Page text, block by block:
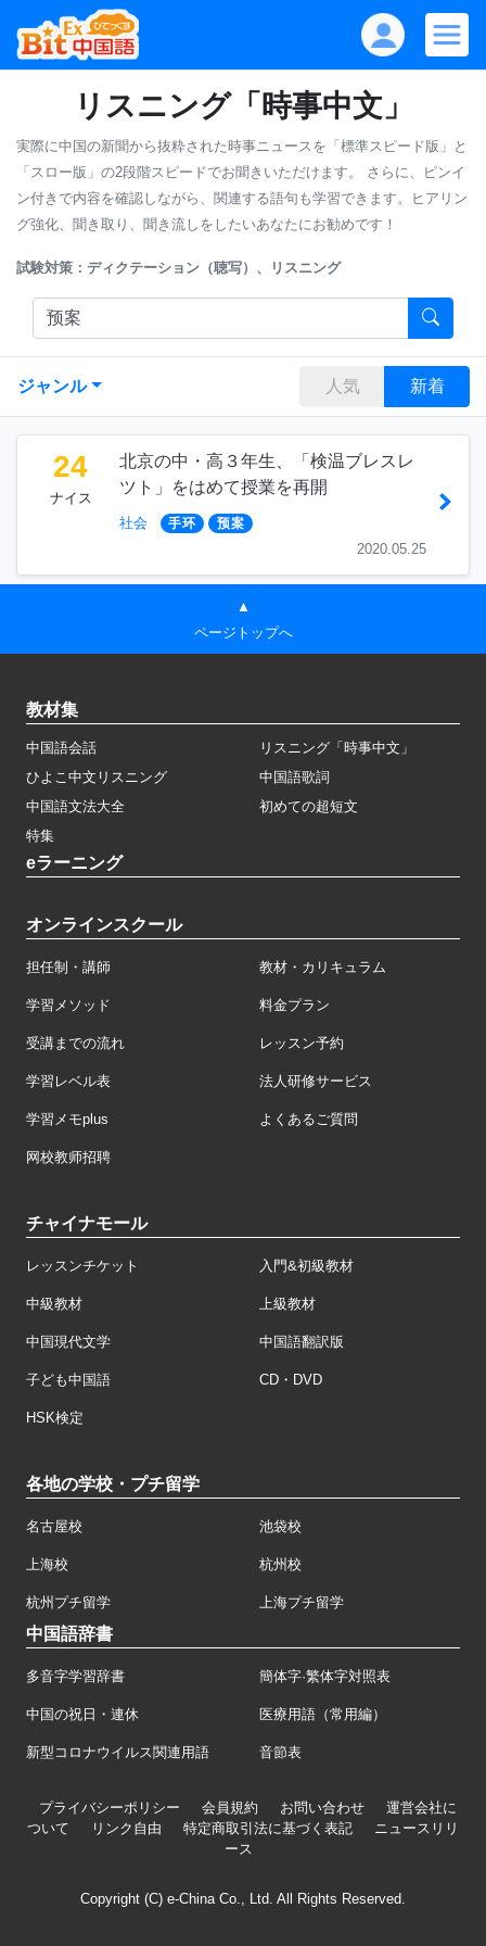
リスニング「時事中文」
実際に中国の新聞から抜粋された時事ニュースを「標準スピード版」と
「スロー版」の2段階スピードでお聞きいただけます。
さらに、ピンイ
ン付きで内容を確認しながら、関連する語句も学習できます。ヒアリン
グ強化、聞き取り、聞き流しをしたいあなたにお勧めです！
試験対策：ディクテーション（聴写）、リスニング
ジャンル 人気 新着
24
ナイス
北京の中・高３年生、「検温ブレスレ
ツト」をはめて授業を再開
社会 手环 预案
2020.05.25
▲
ページトップへ
教材集
中国語会話
リスニング「時事中文」
ひよこ中文リスニング
中国語歌詞
中国語文法大全
初めての超短文
特集
eラーニング
オンラインスクール
担任制・講師 教材・カリキュラム
学習メソッド 料金プラン
受講までの流れ レッスン予約
学習レベル表 法人研修サービス
学習メモplus よくあるご質問
网校教师招聘
チャイナモール
レッスンチケット 入門&初級教材
中級教材 上級教材
中国現代文学 中国語翻訳版
子ども中国語 CD・DVD
HSK検定
各地の学校・プチ留学
名古屋校 池袋校
上海校 杭州校
杭州プチ留学 上海プチ留学
中国語辞書
多音字学習辞書 簡体字·繁体字対照表
中国の祝日・連休 医療用語（常用編）
新型コロナウイルス関連用語 音節表
プライバシーポリシー 会員規約 お問い合わせ
運営会社に
ついて
リンク自由 特定商取引法に基づく表記
ニュースリリ
ース
Copyright (C) e-China Co., Ltd. All Rights Reserved.